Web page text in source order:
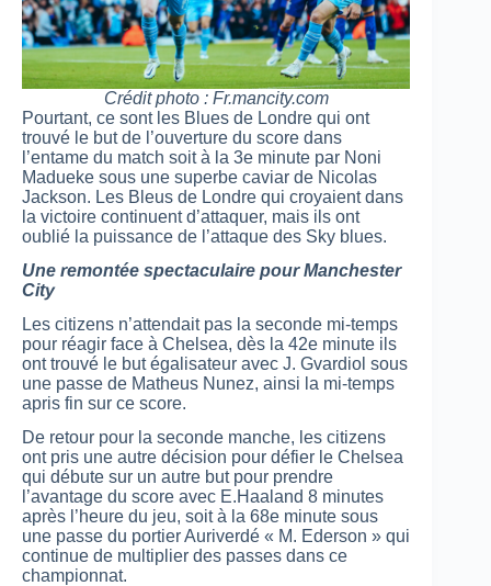
Crédit photo : Fr.mancity.com
Pourtant, ce sont les Blues de Londre qui ont
trouvé le but de l’ouverture du score dans
l’entame du match soit à la 3e minute par Noni
Madueke sous une superbe caviar de Nicolas
Jackson. Les Bleus de Londre qui croyaient dans
la victoire continuent d’attaquer, mais ils ont
oublié la puissance de l’attaque des Sky blues.
Une remontée spectaculaire pour Manchester
City
Les citizens n’attendait pas la seconde mi-temps
pour réagir face à Chelsea, dès la 42e minute ils
ont trouvé le but égalisateur avec J. Gvardiol sous
une passe de Matheus Nunez, ainsi la mi-temps
apris fin sur ce score.
De retour pour la seconde manche, les citizens
ont pris une autre décision pour défier le Chelsea
qui débute sur un autre but pour prendre
l’avantage du score avec E.Haaland 8 minutes
après l’heure du jeu, soit à la 68e minute sous
une passe du portier Auriverdé « M. Ederson » qui
continue de multiplier des passes dans ce
championnat.